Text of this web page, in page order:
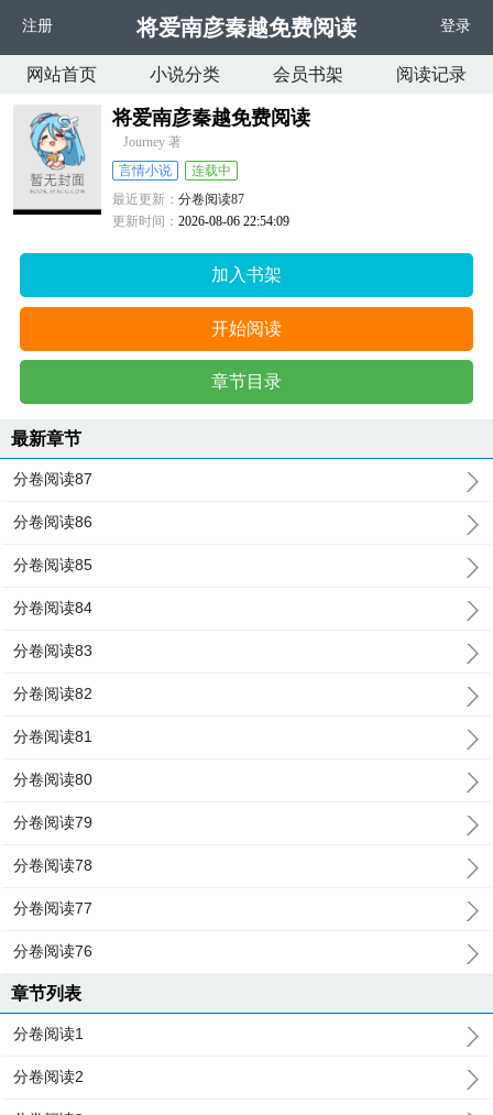
注册 将爱南彦秦越免费阅读 登录
网站首页 小说分类 会员书架 阅读记录
将爱南彦秦越免费阅读
Journey 著
言情小说
连载中
最近更新：分卷阅读87
更新时间：2026-08-06 22:54:09
加入书架
开始阅读
章节目录
最新章节
分卷阅读87
分卷阅读86
分卷阅读85
分卷阅读84
分卷阅读83
分卷阅读82
分卷阅读81
分卷阅读80
分卷阅读79
分卷阅读78
分卷阅读77
分卷阅读76
章节列表
分卷阅读1
分卷阅读2